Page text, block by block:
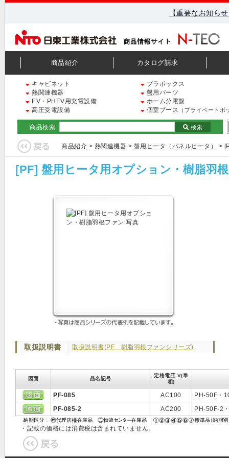
【重要なお知ら
商品紹介 カタログ請求
キャビネット
プラボックス
熱関連機器
盤用パーツ
EV・PHEV用充電設備
ホーム分電盤
高圧受電設備
個室ブース （プライベートボ
商品検索 検索
商品紹介 > 熱関連機器 > 盤用ヒータ（パネルヒータ） >
[PF] 盤用ヒータ用オプション・樹脂羽
取扱説明書 取扱説明書(PF 樹脂羽根ファンシリーズ)
図面 品名記号
定格電圧 V(単
相)
PF-085 AC100
PH-50F・
PF-085-2
AC200 PH-50F-2
・記載の価格には消費税は含まれていません。